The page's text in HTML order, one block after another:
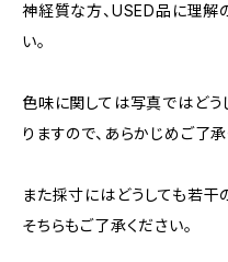
神経質な方、USED品に理解
い。
色味に関しては写真ではどう
りますので、あらかじめご了承
また採寸にはどうしても若
そちらもご了承ください。